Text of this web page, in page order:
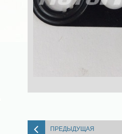
ПРЕДЫДУЩАЯ